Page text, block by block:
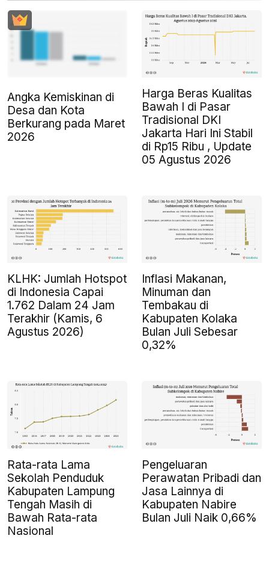
Angka Kemiskinan di
Desa dan Kota
Berkurang pada Maret
2026
Harga Beras Kualitas
Bawah I di Pasar
Tradisional DKI
Jakarta Hari Ini Stabil
di Rp15 Ribu , Update
05 Agustus 2026
KLHK: Jumlah Hotspot
di Indonesia Capai
1.762 Dalam 24 Jam
Terakhir (Kamis, 6
Agustus 2026)
Inflasi Makanan,
Minuman dan
Tembakau di
Kabupaten Kolaka
Bulan Juli Sebesar
0,32%
Rata-rata Lama
Sekolah Penduduk
Kabupaten Lampung
Tengah Masih di
Bawah Rata-rata
Nasional
Pengeluaran
Perawatan Pribadi dan
Jasa Lainnya di
Kabupaten Nabire
Bulan Juli Naik 0,66%